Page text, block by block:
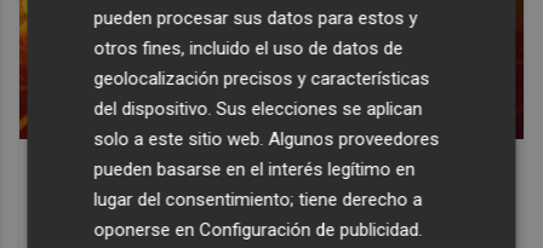
Corepunk MMORPG
Un verdadero MMORPG de la vieja escuela ¡Cómo los de
antes, pero mejor!
pueden procesar sus datos para estos y
otros fines, incluido el uso de datos de
geolocalización precisos y características
del dispositivo. Sus elecciones se aplican
solo a este sitio web. Algunos proveedores
pueden basarse en el interés legítimo en
lugar del consentimiento; tiene derecho a
oponerse enConfiguración de publicidad.